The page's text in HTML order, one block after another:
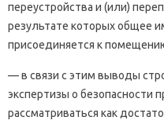
переустройства и (или)
результате которых общее
присоединяется к
— в связи с этим выводы
экспертизы о безопасности
рассматриваться как